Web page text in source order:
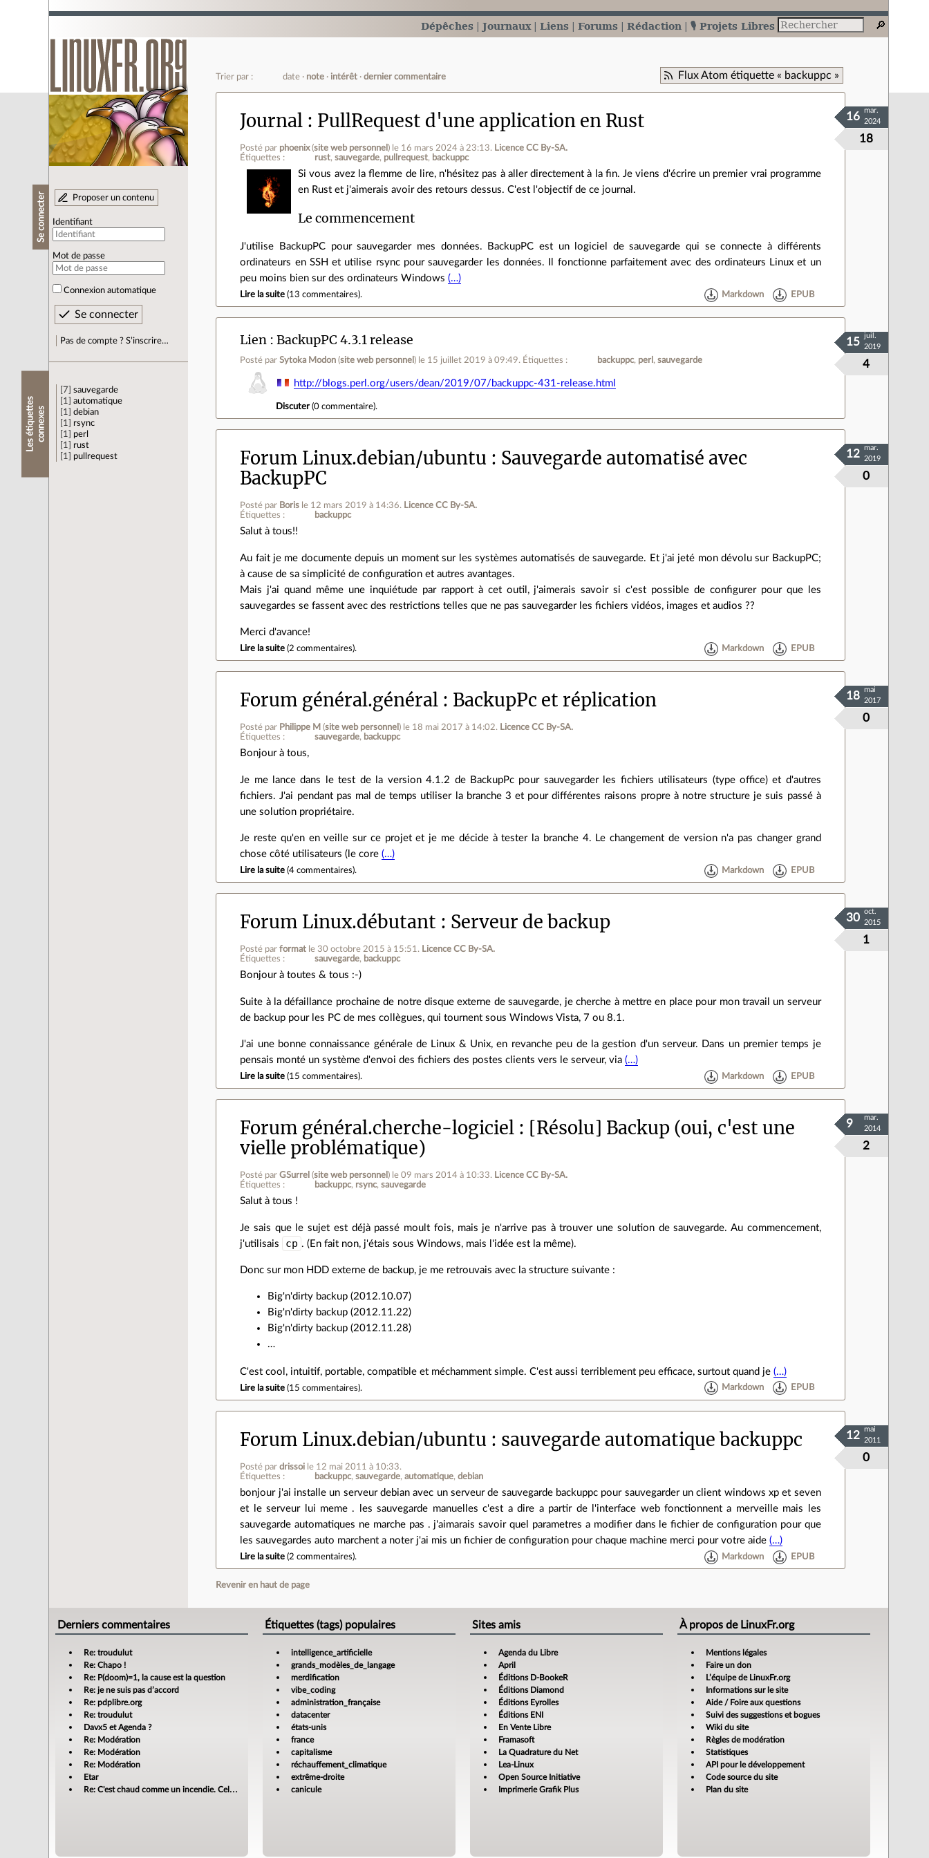
Dépêches Journaux Liens Forums Rédaction 🎙️ Projets Libres
Se connecter Proposer un contenu
Identifiant
Mot de passe
Connexion automatique
Pas de compte ? S’inscrire…
L
e
s
é
t
i
q
u
e
tt
e
s
c
o
n
n
e
x
es
7
sauvegarde
1
automatique
1
debian
1
rsync
1
perl
1
rust
1
pullrequest
Flux Atom étiquette « backuppc »
Trier par : date note intérêt dernier commentaire
Journal PullRequest d'une application en Rust
Posté par phoenix(site web personnel ) le 16 mars 2024 à 23:13. Licence CC By‑SA.
Étiquettes :
rust sauvegarde pullrequest backuppc
18
16
mar.
2024
Si vous avez la flemme de lire, n'hésitez pas à aller directement à la fin. Je viens d'écrire un premier vrai programme
en Rust et j'aimerais avoir des retours dessus. C'est l'objectif de ce journal.
Le commencement
J'utilise BackupPC pour sauvegarder mes données. BackupPC est un logiciel de sauvegarde qui se connecte à différents
ordinateurs en SSH et utilise rsync pour sauvegarder les données. Il fonctionne parfaitement avec des ordinateurs Linux et un
peu moins bien sur des ordinateurs Windows(…)
Lire la suite (13 commentaires). Markdown EPUB
Lien BackupPC 4.3.1 release
Posté parSytoka Modon (site web personnel ) le 15 juillet 2019 à 09:49. Étiquettes : backuppc perl sauvegarde 4
15
juil.
2019
http://blogs.perl.org/users/dean/2019/07/backuppc-431-release.html
Discuter(0 commentaire).
Forum Linux.debian/ubuntu
Sauvegarde automatisé avec
BackupPC
Posté par Boris le 12 mars 2019 à 14:36. Licence CC By‑SA.
Étiquettes :
backuppc
0
12
mar.
2019
Salut à tous!!
Au fait je me documente depuis un moment sur les systèmes automatisés de sauvegarde. Et j'ai jeté mon dévolu sur BackupPC;
à cause de sa simplicité de configuration et autres avantages.
Mais j'ai quand même une inquiétude par rapport à cet outil, j'aimerais savoir si c'est possible de configurer pour que les
sauvegardes se fassent avec des restrictions telles que ne pas sauvegarder les fichiers vidéos, images et audios ??
Merci d'avance!
Lire la suite (2 commentaires). Markdown EPUB
Forum général.général BackupPc et réplication
Posté par Philippe M (site web personnel ) le 18 mai 2017 à 14:02. Licence CC By‑SA.
Étiquettes :
sauvegarde backuppc
0
18
mai
2017
Bonjour à tous,
Je me lance dans le test de la version 4.1.2 de BackupPc pour sauvegarder les fichiers utilisateurs (type office) et d'autres
fichiers. J'ai pendant pas mal de temps utiliser la branche 3 et pour différentes raisons propre à notre structure je suis passé à
une solution propriétaire.
Je reste qu'en en veille sur ce projet et je me décide à tester la branche 4. Le changement de version n'a pas changer grand
chose côté utilisateurs (le core(…)
Lire la suite (4 commentaires). Markdown EPUB
Forum Linux.débutant Serveur de backup
Posté parformat le 30 octobre 2015 à 15:51. Licence CC By‑SA.
Étiquettes :
sauvegarde backuppc
1
30
oct.
2015
Bonjour à toutes & tous :-)
Suite à la défaillance prochaine de notre disque externe de sauvegarde, je cherche à mettre en place pour mon travail un serveur
de backup pour les PC de mes collègues, qui tournent sous Windows Vista, 7 ou 8.1.
J'ai une bonne connaissance générale de Linux & Unix, en revanche peu de la gestion d'un serveur. Dans un premier temps je
pensais monté un système d'envoi des fichiers des postes clients vers le serveur, via(…)
Lire la suite (15 commentaires). Markdown EPUB
Forum général.cherche-logiciel
[Résolu] Backup (oui, c'est une
vielle problématique)
Posté parGSurrel (site web personnel ) le 09 mars 2014 à 10:33. Licence CC By‑SA.
Étiquettes :
backuppc rsync sauvegarde
2
9
mar.
2014
Salut à tous !
Je sais que le sujet est déjà passé moult fois, mais je n'arrive pas à trouver une solution de sauvegarde. Au commencement,
j'utilisais
cp . (En fait non, j'étais sous Windows, mais l'idée est la même).
Donc sur mon HDD externe de backup, je me retrouvais avec la structure suivante :
Big'n'dirty backup (2012.10.07)
Big'n'dirty backup (2012.11.22)
Big'n'dirty backup (2012.11.28)
…
C'est cool, intuitif, portable, compatible et méchamment simple. C'est aussi terriblement peu efficace, surtout quand je(…)
Lire la suite (15 commentaires). Markdown EPUB
Forum Linux.debian/ubuntu sauvegarde automatique backuppc
Posté pardrissoi le 12 mai 2011 à 10:33.
Étiquettes :
backuppc sauvegarde automatique debian
0
12
mai
2011
bonjour j'ai installe un serveur debian avec un serveur de sauvegarde backuppc pour sauvegarder un client windows xp et seven
et le serveur lui meme . les sauvegarde manuelles c'est a dire a partir de l'interface web fonctionnent a merveille mais les
sauvegarde automatiques ne marche pas . j'aimarais savoir quel parametres a modifier dans le fichier de configuration pour que
les sauvegardes auto marchent a noter j'ai mis un fichier de configuration pour chaque machine merci pour votre aide(…)
Lire la suite (2 commentaires). Markdown EPUB
Revenir en haut de page
Derniers commentaires
Re: troudulut
Re: Chapo !
Re: P(doom)=1, la cause est la question
Re: je ne suis pas d’accord
Re: pdplibre.org
Re: troudulut
Davx5 et Agenda ?
Re: Modération
Re: Modération
Re: Modération
Etar
Re: C'est chaud comme un incendie. Cela m'enrage!
Étiquettes (tags) populaires
intelligence_artificielle
grands_modèles_de_langage
merdification
vibe_coding
administration_française
datacenter
états-unis
france
capitalisme
réchauffement_climatique
extrême-droite
canicule
Sites amis
Agenda du Libre
April
Éditions D-BookeR
Éditions Diamond
Éditions Eyrolles
Éditions ENI
En Vente Libre
Framasoft
La Quadrature du Net
Lea-Linux
Open Source Initiative
Imprimerie Grafik Plus
À propos de LinuxFr.org
Mentions légales
Faire un don
L’équipe de LinuxFr.org
Informations sur le site
Aide / Foire aux questions
Suivi des suggestions et bogues
Wiki du site
Règles de modération
Statistiques
API pour le développement
Code source du site
Plan du site